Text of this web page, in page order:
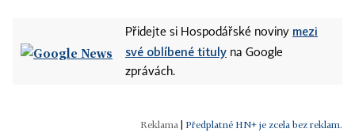
Přidejte si Hospodářské noviny mezi
své oblíbené tituly na Google
zprávách.
Předplatné HN+ je zcela bez reklam.